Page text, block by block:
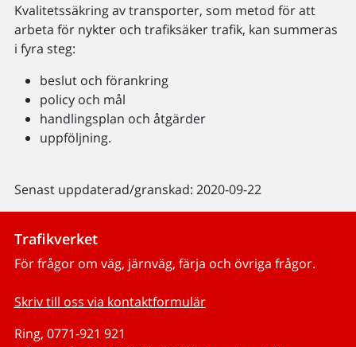
Kvalitetssäkring av transporter, som metod för att
arbeta för nykter och trafiksäker trafik, kan summeras
i fyra steg:
beslut och förankring
policy och mål
handlingsplan och åtgärder
uppföljning.
Senast uppdaterad/granskad: 2020-09-22
Trafikverket
För frågor om väg, järnväg, färja och övriga frågor.
Skriv till oss via kontaktformulär
Ring, 0771-921 921